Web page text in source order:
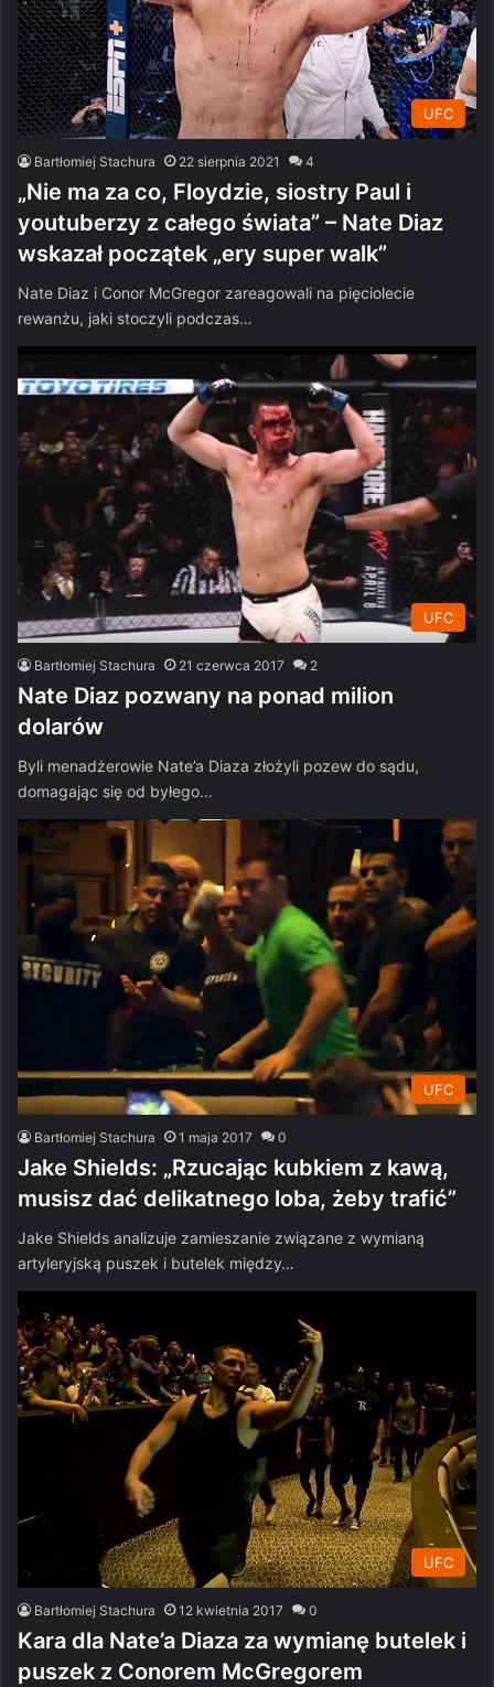
UFC
Bartłomiej Stachura 22 sierpnia 2021 4
„Nie ma za co, Floydzie, siostry Paul i
youtuberzy z całego świata” – Nate Diaz
wskazał początek „ery super walk”
Nate Diaz i Conor McGregor zareagowali na pięciolecie
rewanżu, jaki stoczyli podczas…
UFC
Bartłomiej Stachura 21 czerwca 2017 2
Nate Diaz pozwany na ponad milion
dolarów
Byli menadżerowie Nate’a Diaza złożyli pozew do sądu,
domagając się od byłego…
UFC
Bartłomiej Stachura 1 maja 2017 0
Jake Shields: „Rzucając kubkiem z kawą,
musisz dać delikatnego loba, żeby trafić”
Jake Shields analizuje zamieszanie związane z wymianą
artyleryjską puszek i butelek między…
UFC
Bartłomiej Stachura 12 kwietnia 2017 0
Kara dla Nate’a Diaza za wymianę butelek i
puszek z Conorem McGregorem